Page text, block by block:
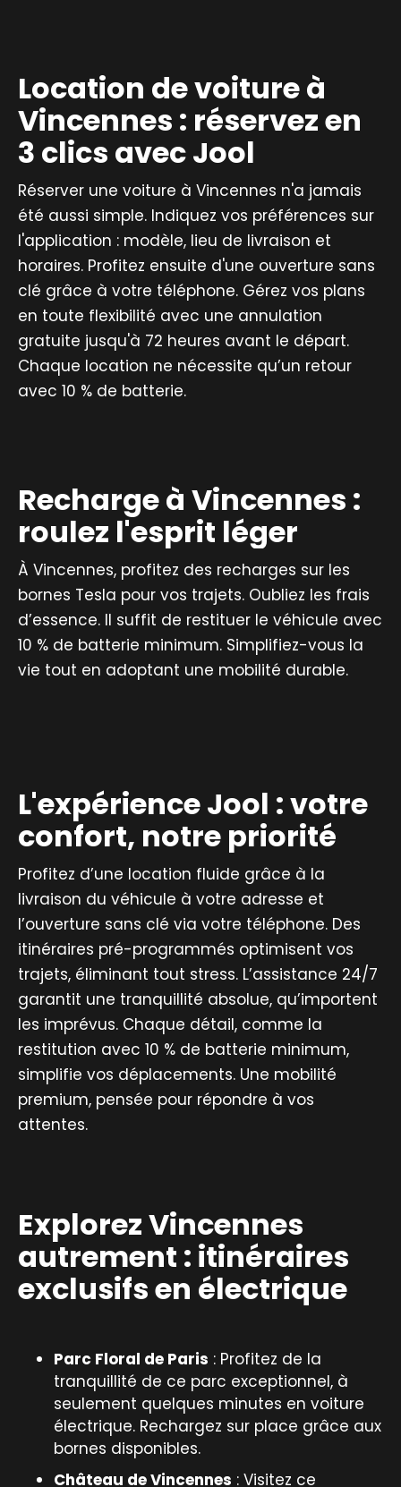
Location de voiture à
Vincennes : réservez en
3 clics avec Jool
Réserver une voiture à Vincennes n'a jamais
été aussi simple. Indiquez vos préférences sur
l'application : modèle, lieu de livraison et
horaires. Profitez ensuite d'une ouverture sans
clé grâce à votre téléphone. Gérez vos plans
en toute flexibilité avec une annulation
gratuite jusqu'à 72 heures avant le départ.
Chaque location ne nécessite qu’un retour
avec 10 % de batterie.
Recharge à Vincennes :
roulez l'esprit léger
À Vincennes, profitez des recharges sur les
bornes Tesla pour vos trajets. Oubliez les frais
d’essence. Il suffit de restituer le véhicule avec
10 % de batterie minimum. Simplifiez-vous la
vie tout en adoptant une mobilité durable.
L'expérience Jool : votre
confort, notre priorité
Profitez d’une location fluide grâce à la
livraison du véhicule à votre adresse et
l’ouverture sans clé via votre téléphone. Des
itinéraires pré-programmés optimisent vos
trajets, éliminant tout stress. L’assistance 24/7
garantit une tranquillité absolue, qu’importent
les imprévus. Chaque détail, comme la
restitution avec 10 % de batterie minimum,
simplifie vos déplacements. Une mobilité
premium, pensée pour répondre à vos
attentes.
Explorez Vincennes
autrement : itinéraires
exclusifs en électrique
Parc Floral de Paris : Profitez de la
tranquillité de ce parc exceptionnel, à
seulement quelques minutes en voiture
électrique. Rechargez sur place grâce aux
bornes disponibles.
Château de Vincennes : Visitez ce